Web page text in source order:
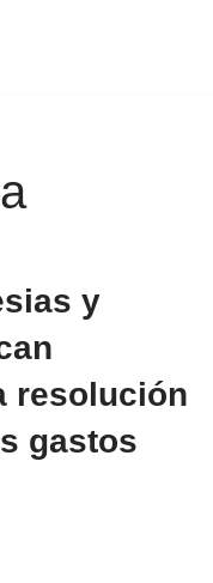
y
resolución
gastos